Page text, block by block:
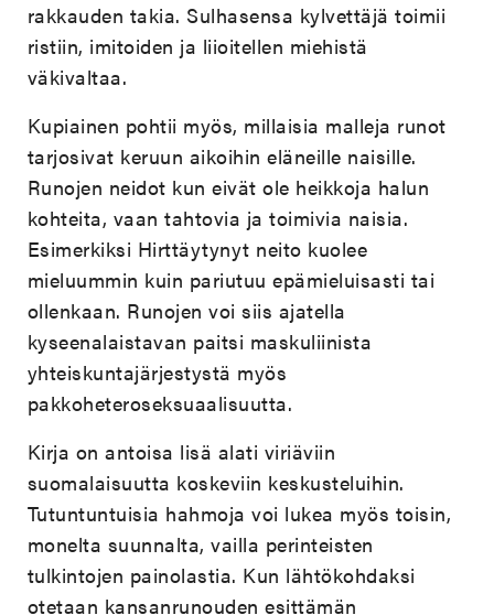
rakkauden takia. Sulhasensa kylvettäjä toimii
ristiin, imitoiden ja liioitellen miehistä
väkivaltaa.
Kupiainen pohtii myös, millaisia malleja runot
tarjosivat keruun aikoihin eläneille naisille.
Runojen neidot kun eivät ole heikkoja halun
kohteita, vaan tahtovia ja toimivia naisia.
Esimerkiksi Hirttäytynyt neito kuolee
mieluummin kuin pariutuu epämieluisasti tai
ollenkaan. Runojen voi siis ajatella
kyseenalaistavan paitsi maskuliinista
yhteiskuntajärjestystä myös
pakkoheteroseksuaalisuutta.
Kirja on antoisa lisä alati viriäviin
suomalaisuutta koskeviin keskusteluihin.
Tutuntuntuisia hahmoja voi lukea myös toisin,
monelta suunnalta, vailla perinteisten
tulkintojen painolastia. Kun lähtökohdaksi
otetaan kansanrunouden esittämän